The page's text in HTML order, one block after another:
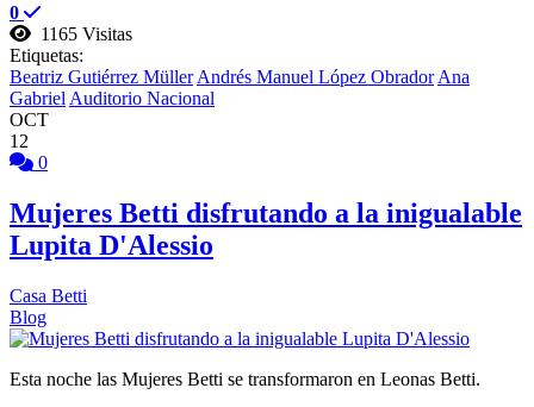
0
1165 Visitas
Etiquetas:
Beatriz Gutiérrez Müller Andrés Manuel López Obrador Ana
Gabriel Auditorio Nacional
OCT
12
0
Mujeres Betti disfrutando a la inigualable
Lupita D'Alessio
Casa Betti
Blog
Esta noche las Mujeres Betti se transformaron en Leonas Betti.